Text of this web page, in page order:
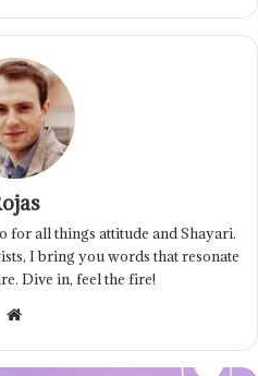
for all things attitude and Shayari.
I bring you words that resonate
Dive in, feel the fire!
Website